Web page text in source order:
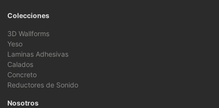
Colecciones
3D Wallforms
Yeso
Laminas Adhesivas
Calados
Concreto
Reductores de Sonido
Nosotros